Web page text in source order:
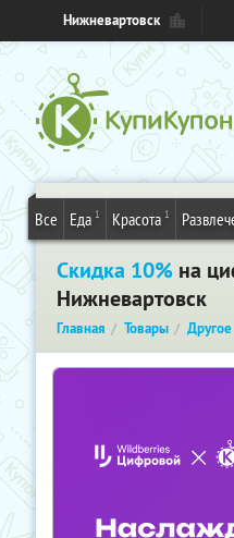
Нижневартовск
Все Еда 1 Красота 1
Скидка 10% на
Нижневартовск
Главная Товары Другое